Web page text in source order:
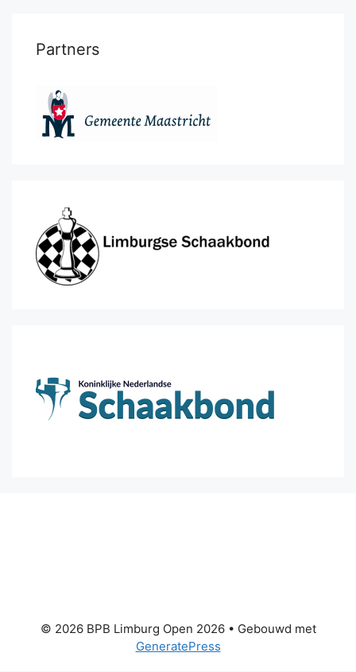
Partners
© 2026 BPB Limburg Open 2026• Gebouwd met
GeneratePress